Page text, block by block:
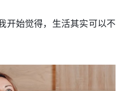
开始觉得，生活其实可以不